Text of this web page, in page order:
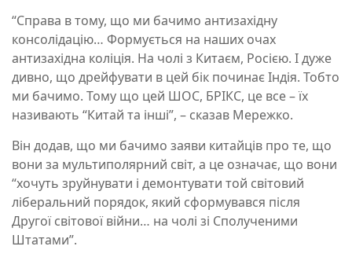
“Справа в тому, що ми бачимо антизахідну
консолідацію… Формується на наших очах
антизахідна коліція. На чолі з Китаєм, Росією. І дуже
дивно, що дрейфувати в цей бік починає Індія. Тобто
ми бачимо. Тому що цей ШОС, БРІКС, це все – їх
називають “Китай та інші”, – сказав Мережко.
Він додав, що ми бачимо заяви китайців про те, що
вони за мультиполярний світ, а це означає, що вони
“хочуть зруйнувати і демонтувати той світовий
ліберальний порядок, який сформувався після
Другої світової війни… на чолі зі Сполученими
Штатами”.